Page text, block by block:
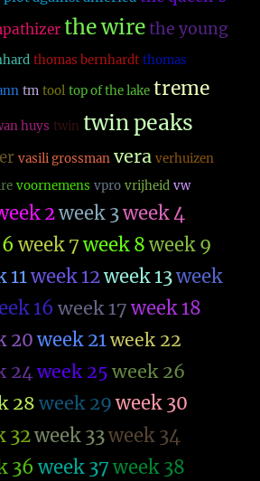
the wire the young
thomas bernhardt thomas
tm tool top of the lake treme
huys twin twin peaks
vasili grossman vera verhuizen
voornemens vpro vrijheid vw
2week 3week 4
week 7 week 8 week 9
11week 12week 13week
16 week 17 week 18
20 week 21week 22
24week 25 week 26
28 week 29 week 30
32week 33week 34
36 week 37 week 38